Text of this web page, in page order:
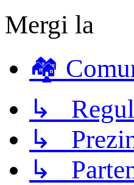
Mergi la
🏘️
↳
↳
↳